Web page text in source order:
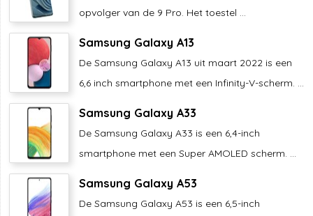
opvolger van de 9 Pro. Het toestel ...
Samsung Galaxy A13
De Samsung Galaxy A13 uit maart 2022 is een
6,6 inch smartphone met een Infinity-V-scherm. ...
Samsung Galaxy A33
De Samsung Galaxy A33 is een 6,4-inch
smartphone met een Super AMOLED scherm. ...
Samsung Galaxy A53
De Samsung Galaxy A53 is een 6,5-inch